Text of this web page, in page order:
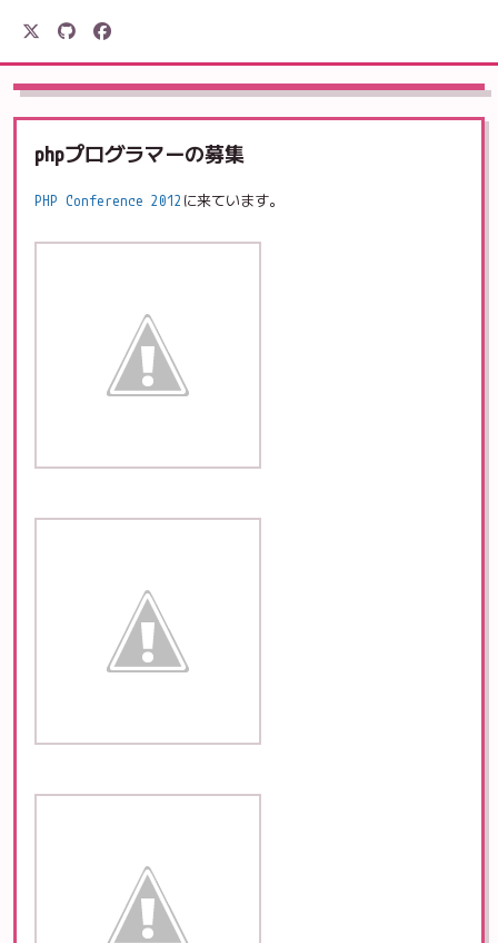
駒形電産
phpプログラマーの募集
PHP Conference 2012 に来ています。